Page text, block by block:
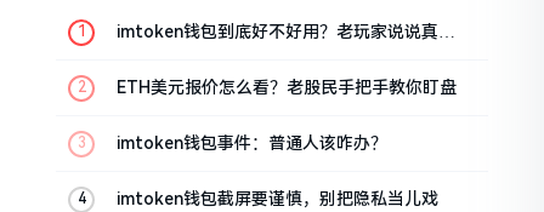
imtoken钱包到底好不好用？老玩家说说真实
ETH美元报价怎么看？老股民手把手教你盯盘
imtoken钱包事件：普通人该咋办？
imtoken钱包截屏要谨慎，别把隐私当儿戏